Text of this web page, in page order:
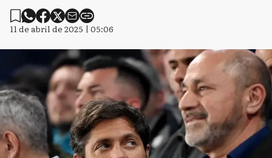
11 de abril de 2025 | 05:06